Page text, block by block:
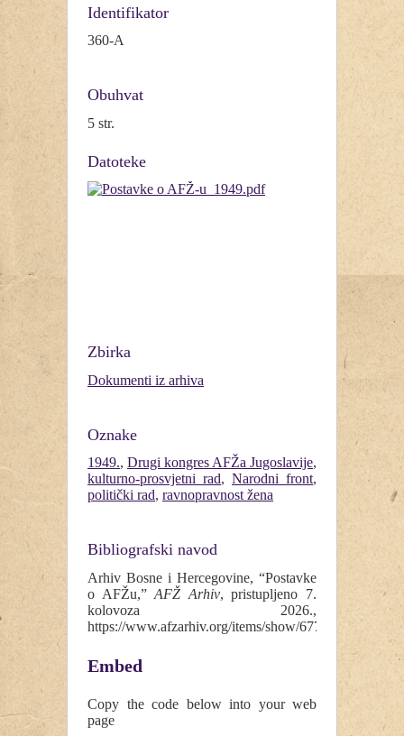
Identifikator
360-A
Obuhvat
5 str.
Datoteke
Zbirka
Dokumenti iz arhiva
Oznake
1949., Drugi kongres AFŽa Jugoslavije,
kulturno-prosvjetni rad, Narodni front,
politički rad, ravnopravnost žena
Bibliografski navod
Arhiv Bosne i Hercegovine, “Postavke
o AFŽu,”AFŽ Arhiv, pristupljeno 7.
kolovoza 2026.,
https://www.afzarhiv.org/items/show/677
Embed
Copy the code below into your web
page